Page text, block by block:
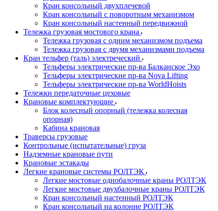
Кран консольный двухплечевой
Кран консольный с поворотным механизмом
Кран консольный настенный передвижной
Тележка грузовая мостового крана
Тележка грузовая с одним механизмом подъема
Тележка грузовая с двумя механизмами подъема
Кран тельфер (таль) электреческий
Тельферы электрические пр-ва Балканское Эхо
Тельферы электрические пр-ва Nova Lifting
Тельферы электрические пр-ва WorldHoists
Тележки передаточные цеховые
Крановые комплектующие
Блок колесный опорный (тележка колесная
опорная)
Кабина крановая
Траверсы грузовые
Контрольные (испытательные) груза
Надземные крановые пути
Крановые эстакады
Легкие крановые системы РОЛТЭК
Легкие мостовые однобалочные краны РОЛТЭК
Легкие мостовые двухбалочные краны РОЛТЭК
Кран консольный настенный РОЛТЭК
Кран консольный на колонне РОЛТЭК